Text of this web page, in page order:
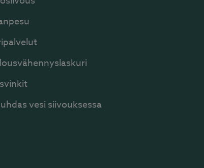
vesi siivouksessa